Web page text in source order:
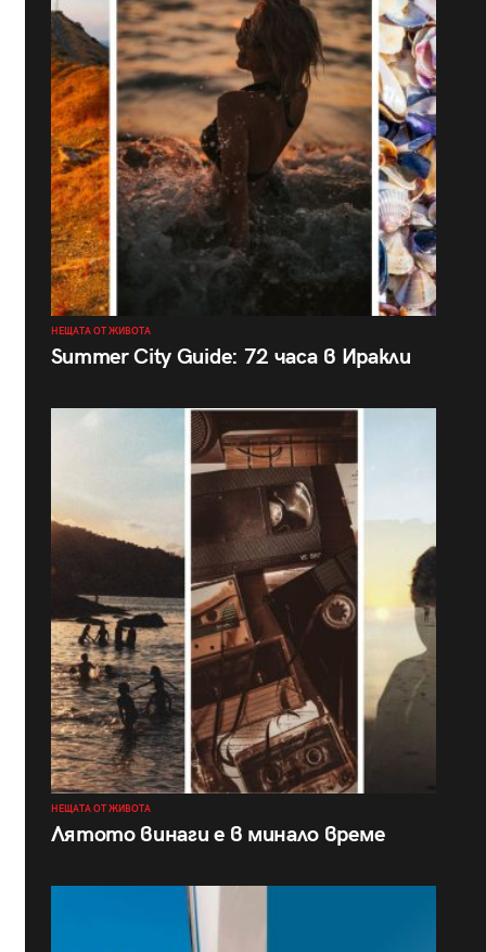
НЕЩАТА ОТ ЖИВОТА
Summer City Guide: 72 часа в Иракли
НЕЩАТА ОТ ЖИВОТА
Лятото винаги е в минало време